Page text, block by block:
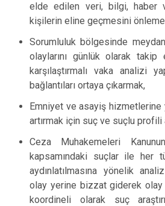
elde edilen veri, bilgi, haber
kişilerin eline geçmesini
Sorumluluk bölgesinde
olaylarını günlük olarak
karşılaştırmalı vaka analizi
bağlantıları ortaya çıkarmak,
Emniyet ve asayiş
artırmak için suç ve suçlu profili
Ceza Muhakemeleri
kapsamındaki suçlar ile her
aydınlatılmasına yönelik
olay yerine bizzat giderek
koordineli olarak suç